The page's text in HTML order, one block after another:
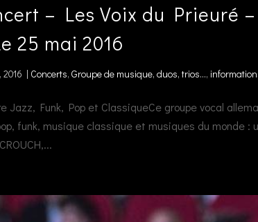
– Les Voix du Prieuré
25 mai 2016
2016 | Concerts,Groupe de musique, duos, trios...,
Jazz, Funk, Pop et ClassiqueCe groupe vocal
funk, musique classique et musiques du monde :